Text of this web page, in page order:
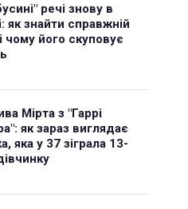
речі знову в
як знайти справжній
чому його скуповує
Мірта з "Гаррі
як зараз виглядає
яка у 37 зіграла 13-